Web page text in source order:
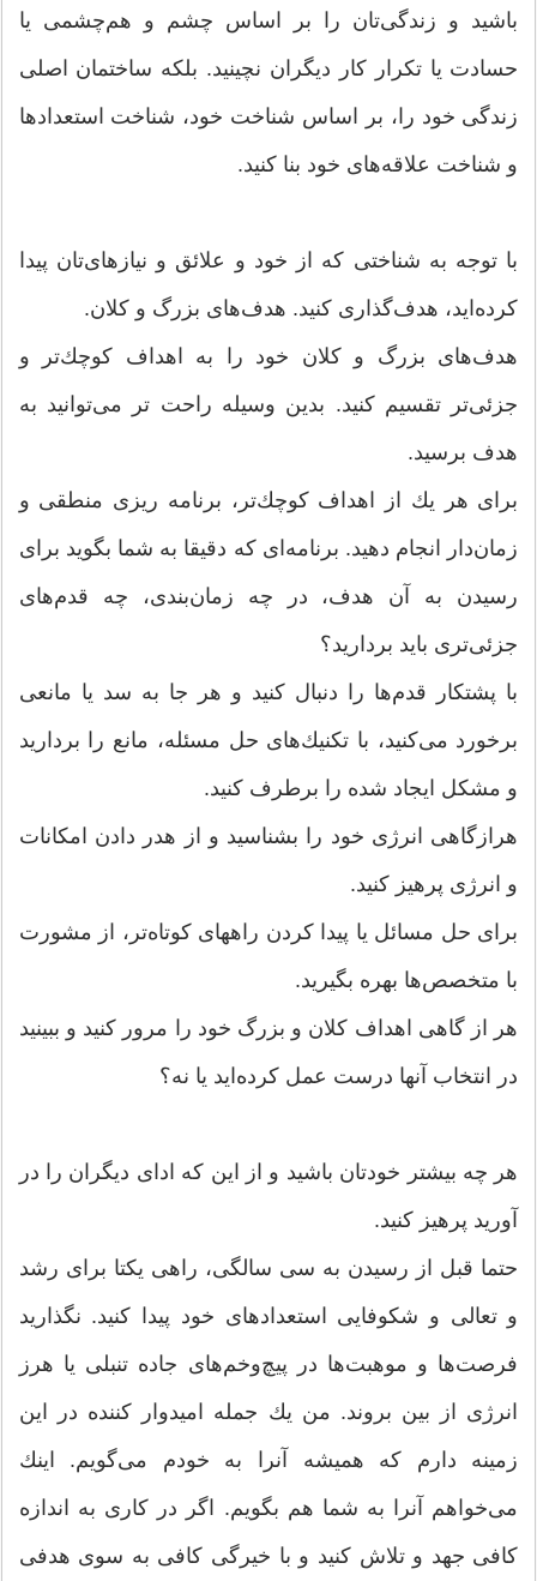
باشید و زندگی‌تان را بر اساس چشم و هم‌چشمی یا
حسادت یا تكرار كار دیگران نچینید. بلكه ساختمان اصلی
زندگی خود را‌‌، بر اساس شناخت خود‌‌، شناخت استعدادها
و شناخت علاقه‌‌های خود بنا كنید.
با توجه به شناختی كه از خود و علائق و نیازهای‌تان پیدا
كرده‌اید‌‌، هدف‌گذاری كنید. هدف‌‌های بزرگ و كلان.
هدف‌‌های بزرگ و كلان خود را به اهداف كوچك‌تر و
جزئی‌تر تقسیم كنید. بدین وسیله راحت تر می‌‌توانید به
هدف برسید.
برای هر یك از اهداف كوچك‌تر، برنامه ریزی منطقی و
زمان‌دار انجام دهید. برنامه‌ای كه دقیقا به شما بگوید برای
رسیدن به آن هدف‌‌، در چه زمان‌بندی‌‌، چه قدم‌‌های
جزئی‌تری باید بردارید؟
با پشتكار قدم‌‌ها را دنبال كنید و هر جا به سد یا مانعی
برخورد می‌‌كنید‌‌، با تكنیك‌‌های حل مسئله‌‌، مانع را بردارید
و مشكل ایجاد شده را برطرف كنید.
هرازگاهی انرژی خود را بشناسید و از هدر دادن امكانات
و انرژی پرهیز كنید.
برای حل مسائل یا پیدا كردن راههای كوتاه‌تر‌‌، از مشورت
با متخصص‌‌ها بهره بگیرید.
هر از گاهی اهداف كلان و بزرگ خود را مرور كنید و ببینید
در انتخاب آنها درست عمل كرده‌اید یا نه؟
هر چه بیشتر خودتان باشید و از این كه ادای دیگران را در
آورید پرهیز كنید.
حتما قبل از رسیدن به سی سالگی‌‌، راهی یكتا برای رشد
و تعالی و شكوفایی استعدادهای خود پیدا كنید. نگذارید
فرصت‌‌ها و موهبت‌‌ها در پیچ‌وخم‌‌های جاده تنبلی یا هرز
انرژی از بین بروند. من یك جمله امیدوار كننده در این
زمینه دارم كه همیشه آنرا به خودم می‌‌گویم. اینك
می‌‌خواهم آنرا به شما هم بگویم. اگر در كاری به اندازه
كافی جهد و تلاش كنید و با خیرگی كافی به سوی هدفی